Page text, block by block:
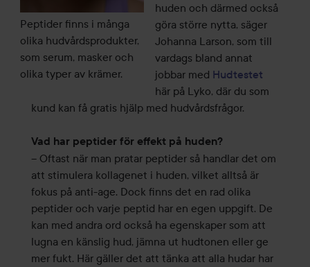
Peptider finns i många
olika hudvårdsprodukter,
som serum, masker och
olika typer av krämer.
huden och därmed också
göra större nytta, säger
Johanna Larson, som till
vardags bland annat
jobbar med Hudtestet
här på Lyko, där du som
kund kan få gratis hjälp med hudvårdsfrågor.
Vad har peptider för effekt på huden?
– Oftast när man pratar peptider så handlar det om
att stimulera kollagenet i huden, vilket alltså är
fokus på anti-age. Dock finns det en rad olika
peptider och varje peptid har en egen uppgift. De
kan med andra ord också ha egenskaper som att
lugna en känslig hud, jämna ut hudtonen eller ge
mer fukt. Här gäller det att tänka att alla hudar har